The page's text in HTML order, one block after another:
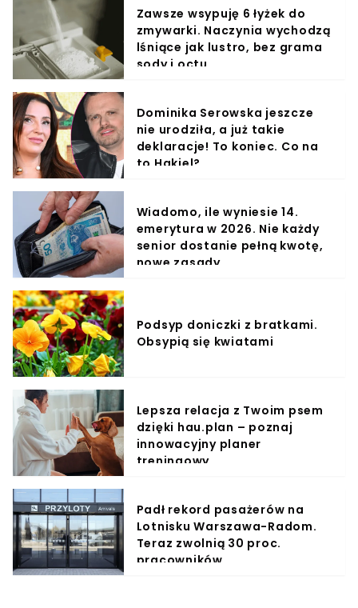
Zawsze wsypuję 6 łyżek do
zmywarki. Naczynia wychodzą
lśniące jak lustro, bez grama
sody i octu
Dominika Serowska jeszcze
nie urodziła, a już takie
deklaracje! To koniec. Co na
to Hakiel?
Wiadomo, ile wyniesie 14.
emerytura w 2026. Nie każdy
senior dostanie pełną kwotę,
nowe zasady
Podsyp doniczki z bratkami.
Obsypią się kwiatami
Lepsza relacja z Twoim psem
dzięki hau.plan – poznaj
innowacyjny planer
treningowy
Padł rekord pasażerów na
Lotnisku Warszawa-Radom.
Teraz zwolnią 30 proc.
pracowników